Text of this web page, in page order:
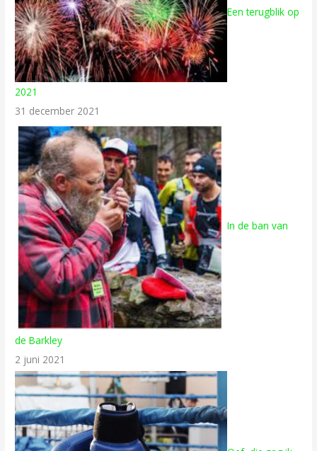
Een terugblik op
2021
31 december 2021
In de ban van
de Barkley
2 juni 2021